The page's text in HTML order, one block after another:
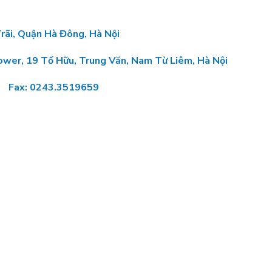
Quận Hà Đông, Hà Nội
19 Tố Hữu, Trung Văn, Nam Từ Liêm, Hà Nội